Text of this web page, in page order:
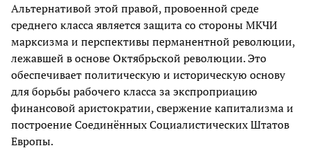
Альтернативой этой правой, провоенной среде
среднего класса является защита со стороны МКЧИ
марксизма и перспективы перманентной революции,
лежавшей в основе Октябрьской революции. Это
обеспечивает политическую и историческую основу
для борьбы рабочего класса за экспроприацию
финансовой аристократии, свержение капитализма и
построение Соединённых Социалистических Штатов
Европы.